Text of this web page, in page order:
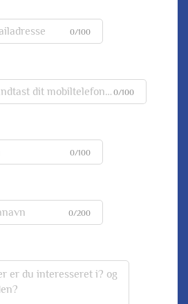
0/100
0/100
0/100
0/200